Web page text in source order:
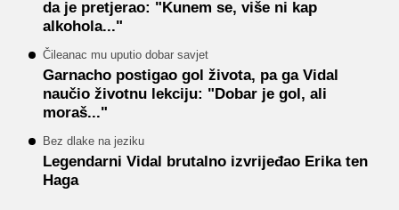
da je pretjerao: "Kunem se, više ni kap
alkohola..."
Čileanac mu uputio dobar savjet
Garnacho postigao gol života, pa ga Vidal
naučio životnu lekciju: "Dobar je gol, ali
moraš..."
Bez dlake na jeziku
Legendarni Vidal brutalno izvrijeđao Erika ten
Haga